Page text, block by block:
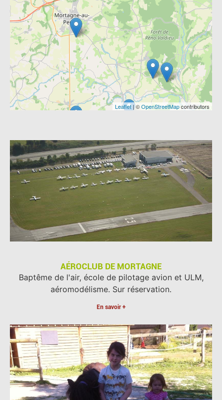
Leaflet | ©OpenStreetMapcontributors
AÉROCLUB DE MORTAGNE
Baptême de l'air, école de pilotage avion et ULM,
aéromodélisme. Sur réservation.
En savoir +